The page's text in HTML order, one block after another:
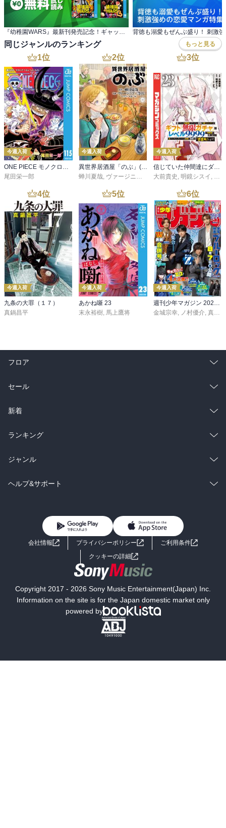
『幼稚園WARS』最新刊発売記念！ギャップを 楽しめ！コメディ×バトルアクション特集！
同じジャンルのランキング もっと見る
1位
今週入荷
尾田栄一郎
2位
今週入荷
蝉川夏哉 ヴァージニア二等兵 ,転
3位
今週入荷
大前貴史 明鏡シスイ
4位
今週入荷
九条の大罪（１７）
真鍋昌平
5位
今週入荷
あかね噺 23
末永裕樹, 馬上鷹将
6位
今週入荷
週刊少年マガジン 2026年36・37号[2026年8月5日発売]
金城宗幸, ノ村優介, 真島ヒロ
フロア
総合
ラノベ
雑誌・グラビア
BL・TL
セール
総合
ラノベ
雑誌・グラビア
BL・TL
新着
総合
ラノベ
雑誌・グラビア
ランキング
総合
ラノベ
ジャンル
コミック
ライトノベル 男子向けラノベ
小説
海外小説
ミステリー SF
文学
ヘルプ&サポート
よくあるご質問 お問い合わせ
会社情報 プライバシーポリシー
ご利用条件
クッキーの詳細
Copyright 2017 - 2026 Sony Music Entertainment(Japan) Inc.
Information on the site is for the Japan domestic market only
powered by